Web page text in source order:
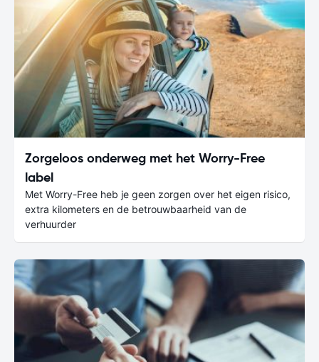
Zorgeloos onderweg met het Worry-Free
label
Met Worry-Free heb je geen zorgen over het eigen risico,
extra kilometers en de betrouwbaarheid van de
verhuurder